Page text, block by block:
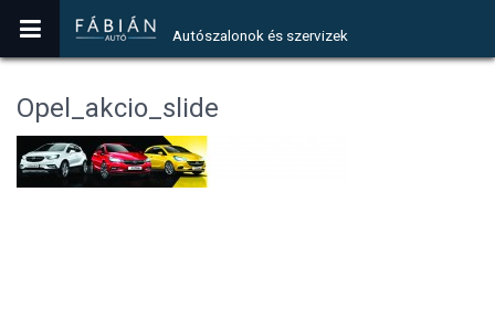
Autószalonok és szervizek
Opel_akcio_slide